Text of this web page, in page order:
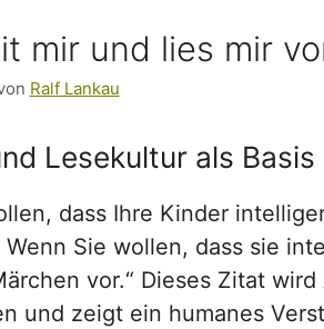
mir und lies mir
Ralf Lankau
Lesekultur als Basis
dass Ihre Kinder
Wenn Sie wollen, dass sie
vor.“ Dieses Zitat
und zeigt ein humanes